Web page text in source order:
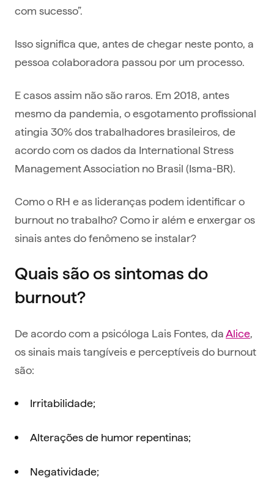
com sucesso”.
Isso significa que, antes de chegar neste ponto, a
pessoa colaboradora passou por um processo.
E casos assim não são raros. Em 2018, antes
mesmo da pandemia, o esgotamento profissional
atingia 30% dos trabalhadores brasileiros, de
acordo com os dados da International Stress
Management Association no Brasil (Isma-BR).
Como o RH e as lideranças podem identificar o
burnout no trabalho? Como ir além e enxergar os
sinais antes do fenômeno se instalar?
Quais são os sintomas do
burnout?
De acordo com a psicóloga Lais Fontes, daAlice,
os sinais mais tangíveis e perceptíveis do burnout
são:
Irritabilidade;
Alterações de humor repentinas;
Negatividade;